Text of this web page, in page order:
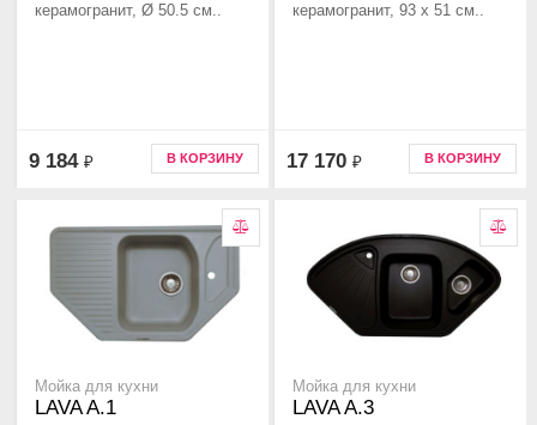
керамогранит, Ø 50.5 см..
9 184 ₽ В КОРЗИНУ
керамогранит, 93 x 51 см..
17 170 ₽ В КОРЗИНУ
Мойка для кухни
LAVA A.1
Мойка для кухни
LAVA A.3